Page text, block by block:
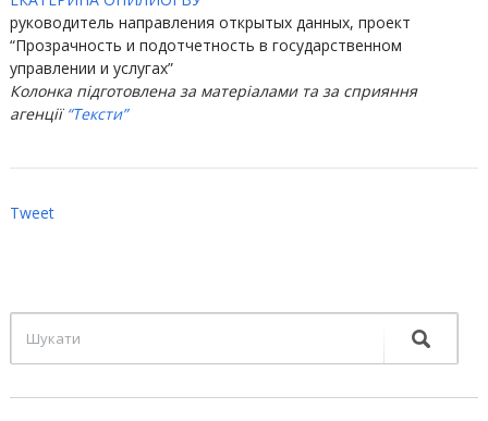
руководитель направления открытых данных, проект
“Прозрачность и подотчетность в государственном
управлении и услугах”
Колонка підготовлена за матеріалами та за сприяння
агенції “Тексти”
Tweet